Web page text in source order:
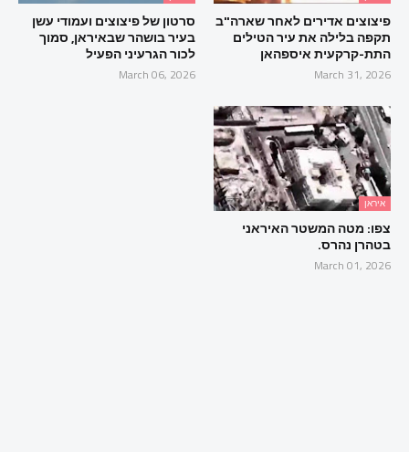
פיצוצים אדירים לאחר שארה"ב
תקפה בלילה את עיר הטילים
התת-קרקעית איספהאן
March 31, 2026
סרטון של פיצוצים ועמודי עשן
בעיר בושהר שבאיראן, סמוך
לכור הגרעיני הפעיל
March 06, 2026
איראן
צפו: מטה המשטר האיראני
בטהרן נהרס.
March 01, 2026